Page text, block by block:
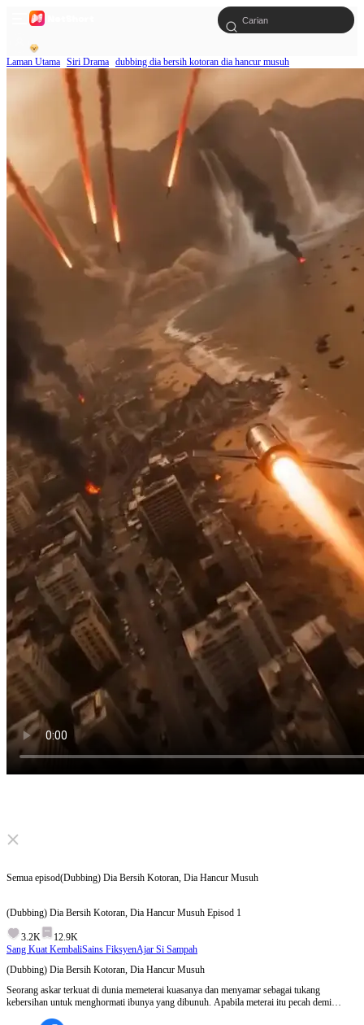
Laman Utama Siri Drama dubbing dia bersih kotoran dia hancur musuh
Click to unmute
Semua episod(Dubbing) Dia Bersih Kotoran, Dia Hancur Musuh
(Dubbing) Dia Bersih Kotoran, Dia Hancur Musuh Episod 1
3.2K
12.9K
Sang Kuat KembaliSains FiksyenAjar Si Sampah
(Dubbing) Dia Bersih Kotoran, Dia Hancur Musuh
Seorang askar terkuat di dunia memeterai kuasanya dan menyamar sebagai tukang
kebersihan untuk menghormati ibunya yang dibunuh. Apabila meterai itu pecah demi